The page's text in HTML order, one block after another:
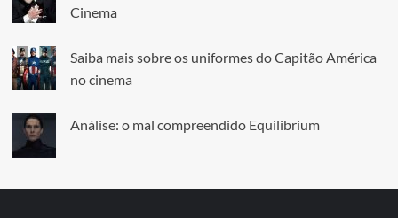
Cinema
Saiba mais sobre os uniformes do Capitão América
no cinema
Análise: o mal compreendido Equilibrium